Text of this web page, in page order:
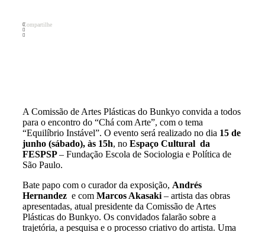
Compartilhe
A Comissão de Artes Plásticas do Bunkyo convida a todos
para o encontro do “Chá com Arte”, com o tema
“Equilíbrio Instável”. O evento será realizado no dia 15 de
junho (sábado), às 15h, no Espaço Cultural da
FESPSP– Fundação Escola de Sociologia e Política de
São Paulo.
Bate papo com o curador da exposição, Andrés
Hernandez e com Marcos Akasaki – artista das obras
apresentadas, atual presidente da Comissão de Artes
Plásticas do Bunkyo. Os convidados falarão sobre a
trajetória, a pesquisa e o processo criativo do artista. Uma